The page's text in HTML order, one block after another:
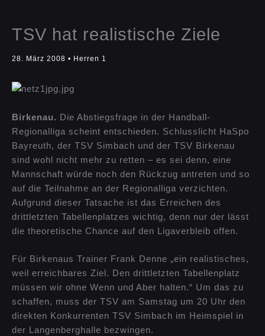
TSV hat realistische Ziele
28. März 2008 • Herren 1
Birkenau. Die Abstiegsfrage in der Handball-
Regionalliga scheint entschieden. Schlusslicht HaSpo
Bayreuth, der TSV Simbach und der TSV Birkenau
sind wohl nicht mehr zu retten – es sei denn, eine
Mannschaft würde noch den Rückzug antreten und so
auf die Teilnahme an der Regionalliga verzichten.
Aufgrund dieser Tatsache ist das Erreichen des
drittletzten Tabellenplatzes wichtig, denn nur der lässt
die theoretische Chance auf den Ligaverbleib offen.
Für Birkenaus Trainer Frank Denne „ein realistisches,
weil erreichbares Ziel. Den drittletzten Tabellenplatz
müssen wir ohne Wenn und Aber halten.“ Um das zu
schaffen, muss der TSV am Samstag um 20 Uhr den
direkten Konkurrenten TSV Simbach im Heimspiel in
der Langenberghalle bezwingen.